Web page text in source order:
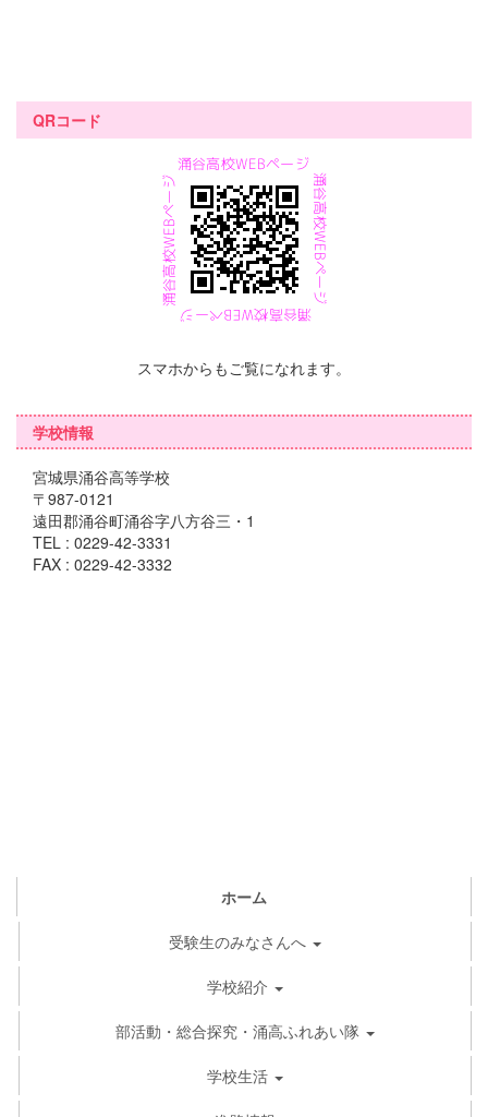
QRコード
スマホからもご覧になれます。
学校情報
宮城県涌谷高等学校
〒987-0121
遠田郡涌谷町涌谷字八方谷三・1
TEL : 0229-42-3331
FAX : 0229-42-3332
ホーム
受験生のみなさんへ
学校紹介
部活動・総合探究・涌高ふれあい隊
学校生活